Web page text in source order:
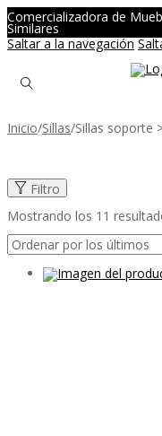
Comercializadora de
Similares
Saltar a la navegación
Inicio/Sillas/Sillas soporte
Filtro
Mostrando los 11